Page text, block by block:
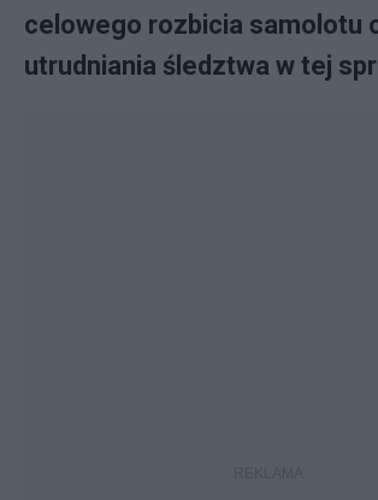
celowego rozbicia samolotu
utrudniania śledztwa w tej